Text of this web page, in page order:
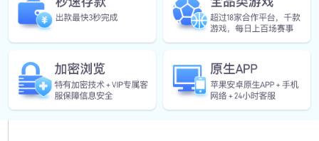
幸福生活!
地址：中山市小榄镇高沙社区联荣路1号之三第二座第二层第4卡
电话：易彩堂:0760-22119355
传真：易彩堂:0760-22119855
全国服务热线：